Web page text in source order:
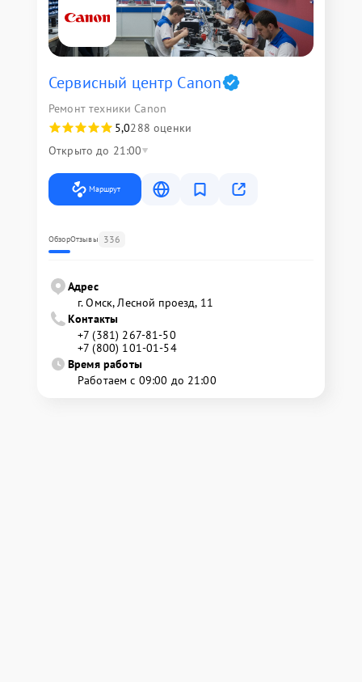
Сервисный центр Canon
Ремонт техники Canon
5,0288 оценки
Открыто до 21:00
Маршрут
ОбзорОтзывы 336
Адрес
г. Омск, ​Лесной проезд, 11
Контакты
+7 (381) 267-81-50
+7 (800) 101-01-54
Время работы
Работаем с 09:00 до 21:00